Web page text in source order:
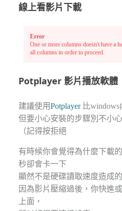
線上看影片下載
Error
One or more columns doesn't have a
all columns in order to proceed.
Potplayer 影片播放軟體
建議使用Potplayer比windows
但要小心安裝的步驟別不小
（記得按拒絕
有時候你會覺得為什麼下載
秒卻會卡一下
顯然不是硬碟讀取速度造成
因為影片壓縮過後，你快進
上面，